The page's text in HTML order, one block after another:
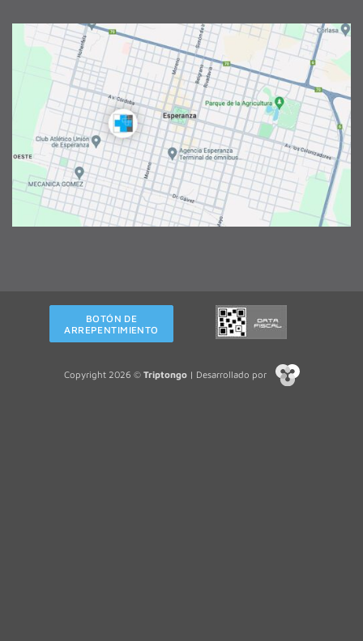
BOTÓN DE
ARREPENTIMIENTO
Copyright 2026 © Triptongo| Desarrollado por